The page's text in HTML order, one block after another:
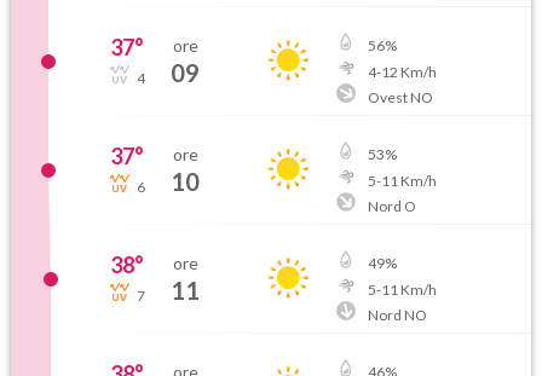
37°
4
ore
09
56%
4-12 Km/h
Ovest NO
37°
6
ore
10
53%
5-11 Km/h
Nord O
38°
7
ore
11
49%
5-11 Km/h
Nord NO
ore 46%